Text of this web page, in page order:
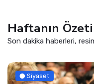
Haftanın Özeti
Son dakika haberleri,
Siyaset